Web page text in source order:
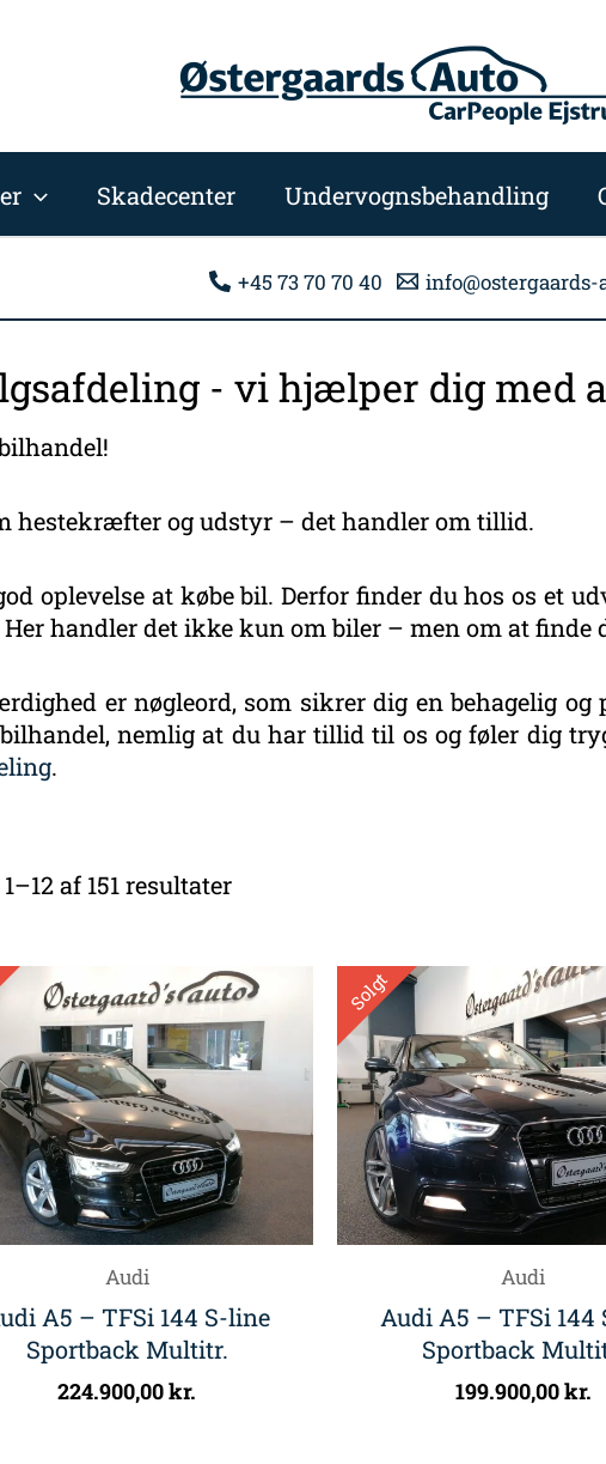
Skadecenter Undervognsbehandling
+45 73 70 70 40 info@ostergaards-
- vi hjælper dig med
hestekræfter og udstyr – det handler om tillid.
oplevelse at købe bil. Derfor finder du hos os et
handler det ikke kun om biler – men om at finde
er nøgleord, som sikrer dig en behagelig
nemlig at du har tillid til os og føler dig
.
af 151 resultaterefter
Audi
A5 – TFSi 144 S-line
Sportback Multitr.
224.900,00kr.
Solgt
Audi
Audi A5 – TFSi 144
Sportback
199.900,00kr.